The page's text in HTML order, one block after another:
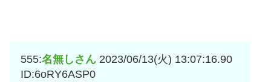
555:名無しさん 2023/06/13(火) 13:07:16.90
ID:6oRY6ASP0